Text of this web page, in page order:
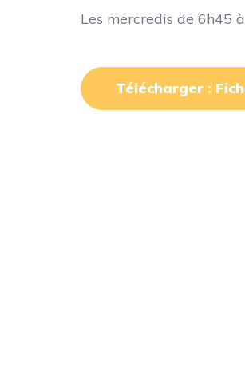
Les mercredis de 6h45
Télécharger :